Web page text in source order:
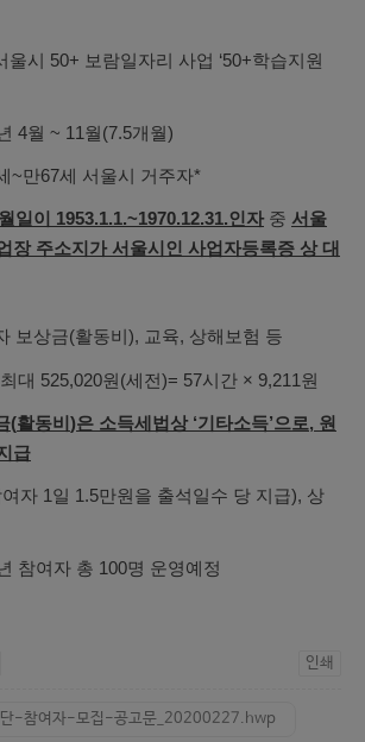
울시 50+ 보람일자리 사업 ‘50+학습지원
4월 ~ 11월(7.5개월)
~만67세 서울시 거주자*
일이 1953.1.1.~1970.12.31.인자중 서울
장 주소지가 서울시인 사업자등록증 상 대
보상금(활동비), 교육, 상해보험 등
대 525,020원(세전)= 57시간 × 9,211원
(활동비 )은 소득세법상 ‘기타소득’으로, 원
급
자 1일 1.5만원을 출석일수 당 지급), 상
참여자 총 100명 운영예정
인쇄
-참여자-모집-공고문_20200227.hwp